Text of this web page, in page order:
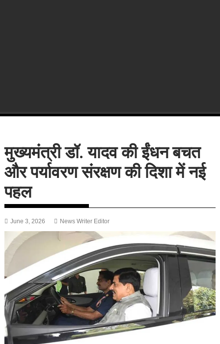
मुख्यमंत्री डॉ. यादव की ईंधन बचत
और पर्यावरण संरक्षण की दिशा में नई
पहल
June 3, 2026 News Writer Editor